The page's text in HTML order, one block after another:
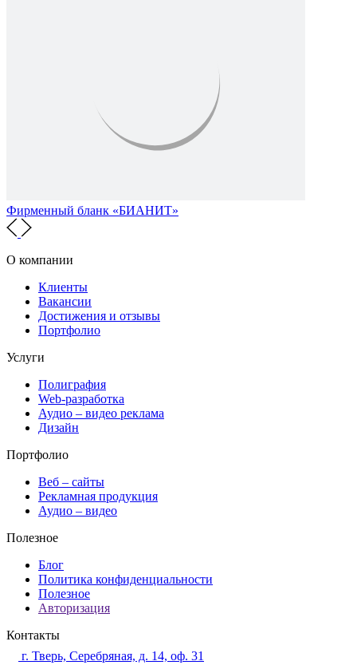
Фирменный бланк «БИАНИТ»
О компании
Клиенты
Вакансии
Достижения и отзывы
Портфолио
Услуги
Полиграфия
Web-разработка
Аудио – видео реклама
Дизайн
Портфолио
Веб – сайты
Рекламная продукция
Аудио – видео
Полезное
Блог
Политика конфиденциальности
Полезное
Авторизация
Контакты
г. Тверь, Серебряная, д. 14, оф. 31